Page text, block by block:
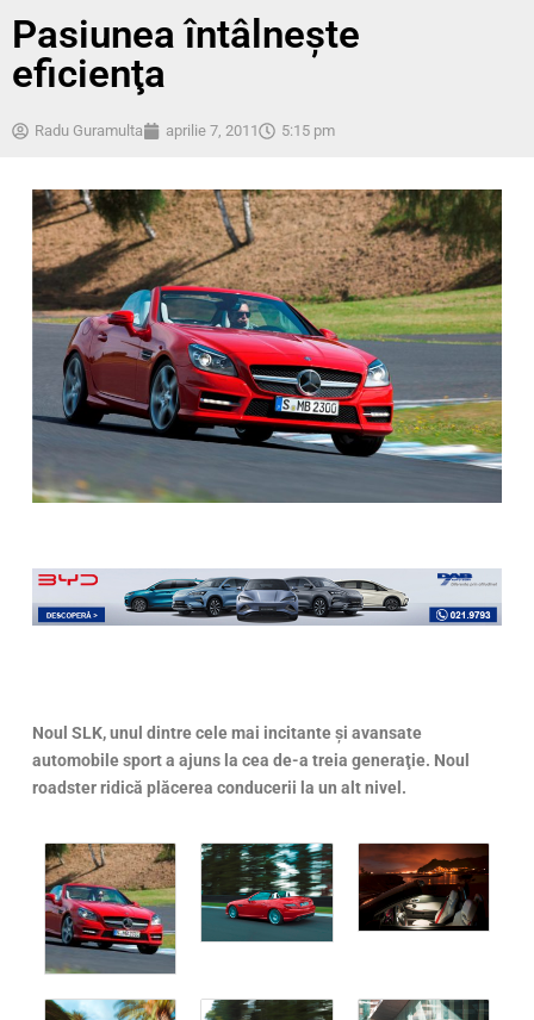
Pasiunea întâlneşte
eficienţa
Radu Guramulta aprilie 7, 2011 5:15 pm
Noul SLK, unul dintre cele mai incitante şi avansate
automobile sport a ajuns la cea de-a treia generaţie. Noul
roadster ridică plăcerea conducerii la un alt nivel.